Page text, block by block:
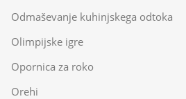
Odmaševanje kuhinjskega odtoka
Olimpijske igre
Opornica za roko
Orehi